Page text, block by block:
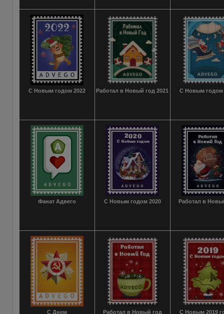
С Новым годом 2022 Работал в Новый год 2021 С Новым годом
Фанат Адвего С Новым годом 2020 Работал в
С Днем
Работал в Новый год С Новым 2019